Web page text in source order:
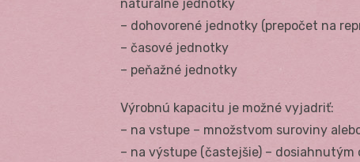
naturálne jednotky
– dohovorené jednotky (prepočet na
– časové jednotky
– peňažné jednotky
Výrobnú kapacitu je možné vyjadriť:
– na vstupe – množstvom suroviny
– na výstupe (častejšie) – dosiahnutým